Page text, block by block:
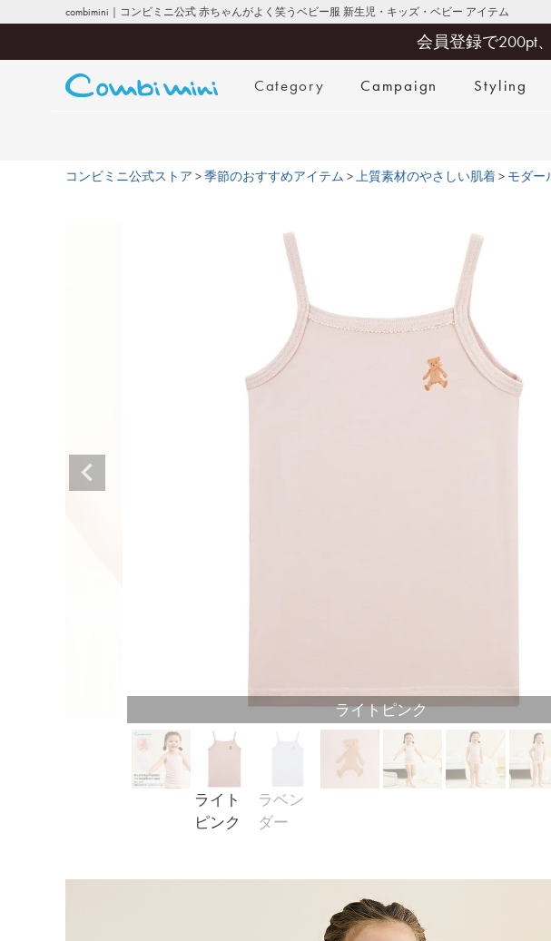
combimini｜コンビミニ公式 赤ちゃんがよく笑うベビー服 新生児・キッズ・ベビー アイテム
会員登録で200pt
Category Campaign Styling
コンビミニ公式ストア 季節のおすすめアイテム 上質素材のやさしい肌着 モダー
ライトピンク
ライト
ピンク
ラベン
ダー